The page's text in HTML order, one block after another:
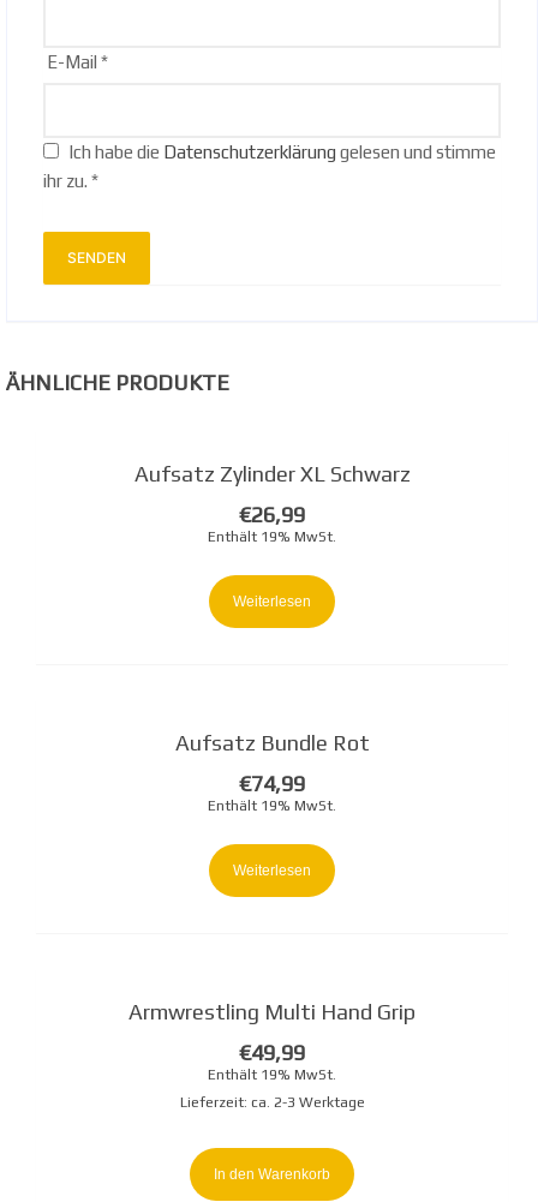
E-Mail *
Ich habe die Datenschutzerklärung gelesen und stimme
ihr zu. *
ÄHNLICHE PRODUKTE
Aufsatz Zylinder XL Schwarz
€26,99
Enthält 19% MwSt.
Weiterlesen
Aufsatz Bundle Rot
€74,99
Enthält 19% MwSt.
Weiterlesen
Armwrestling Multi Hand Grip
€49,99
Enthält 19% MwSt.
Lieferzeit: ca. 2-3 Werktage
In den Warenkorb